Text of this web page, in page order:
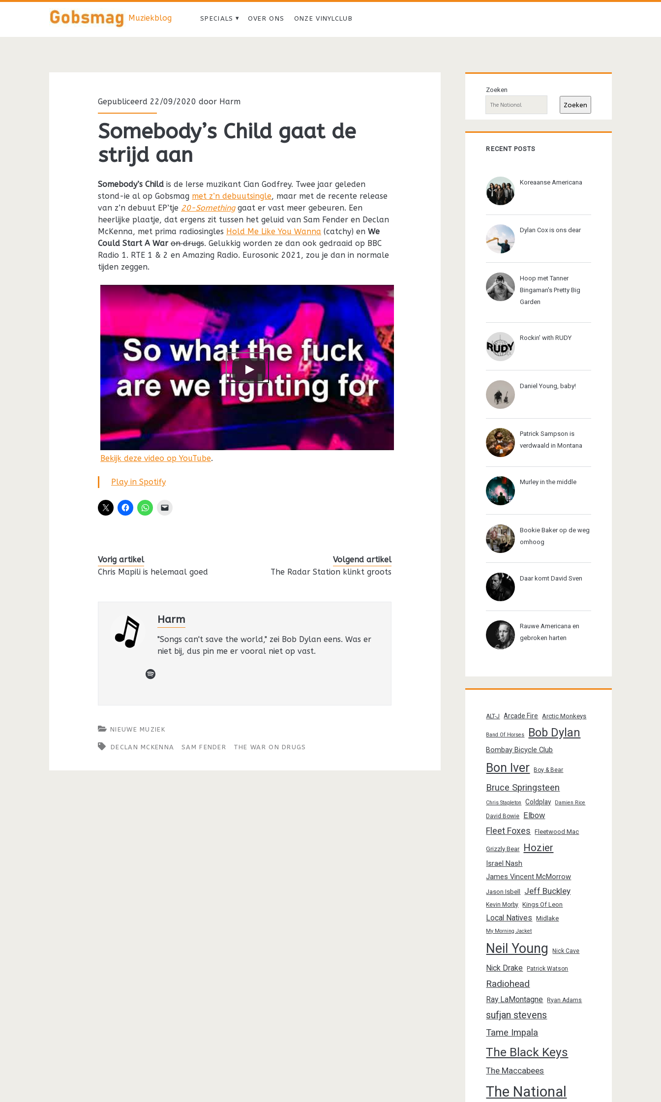
Muziekblog SPECIALS OVER ONS ONZE VINYLCLUB
Gepubliceerd 22/09/2020 door Harm
Somebody’s Child gaat de
strijd aan
Somebody’s Child is de Ierse muzikant Cian Godfrey. Twee jaar geleden
stond-ie al op Gobsmag met z’n debuutsingle, maar met de recente release
van z’n debuut EP’tje 20-Somethinggaat er vast meer gebeuren. Een
heerlijke plaatje, dat ergens zit tussen het geluid van Sam Fender en Declan
McKenna, met prima radiosingles Hold Me Like You Wanna (catchy) enWe
Could Start A War on drugs. Gelukkig worden ze dan ook gedraaid op BBC
Radio 1. RTE 1 & 2 en Amazing Radio. Eurosonic 2021, zou je dan in normale
tijden zeggen.
Bekijk deze video op YouTube.
Play in Spotify
Vorig artikel
Chris Mapili is helemaal goed
Volgend artikel
The Radar Station klinkt groots
Harm
"Songs can't save the world," zei Bob Dylan eens. Was er
niet bij, dus pin me er vooral niet op vast.
spotify
NIEUWE MUZIEK
DECLAN MCKENNA SAM FENDER THE WAR ON DRUGS
Primaire
sidebar
Zoeken
Zoeken
RECENT POSTS
Koreaanse Americana
Dylan Cox is ons dear
Hoop met Tanner
Bingaman's Pretty Big
Garden
Rockin' with RUDY
Daniel Young, baby!
Patrick Sampson is
verdwaald in Montana
Murley in the middle
Bookie Baker op de weg
omhoog
Daar komt David Sven
Rauwe Americana en
gebroken harten
ALT-J Arcade Fire Arctic Monkeys
Band Of Horses Bob Dylan
Bombay Bicycle Club
Bon Iver Boy & Bear
Bruce Springsteen
Chris Stapleton Coldplay Damien Rice
David Bowie Elbow
Fleet Foxes Fleetwood Mac
Grizzly Bear Hozier
Israel Nash
James Vincent McMorrow
Jason Isbell Jeff Buckley
Kevin Morby Kings Of Leon
Local Natives Midlake
My Morning Jacket
Neil Young Nick Cave
Nick Drake Patrick Watson
Radiohead
Ray LaMontagne Ryan Adams
sufjan stevens
Tame Impala
The Black Keys
The Maccabees
The National